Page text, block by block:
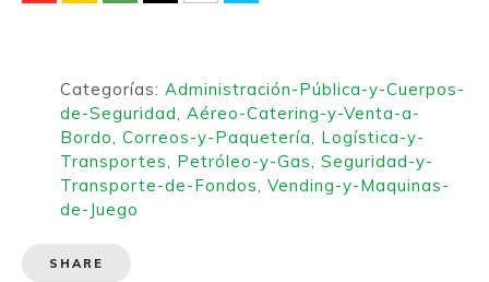
Categorías: Administración-Pública-y-Cuerpos-
de-Seguridad Aéreo-Catering-y-Venta-a-
Bordo Correos-y-Paquetería
Logística-y-
Transportes
Petróleo-y-Gas Seguridad-y-
Transporte-de-Fondos Vending-y-Maquinas-
de-Juego
SHARE